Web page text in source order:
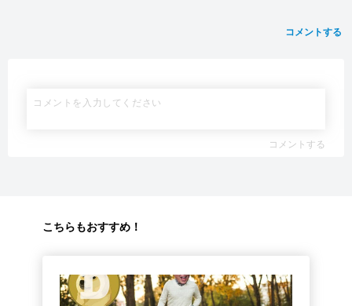
コメントする
コメントする
こちらもおすすめ！